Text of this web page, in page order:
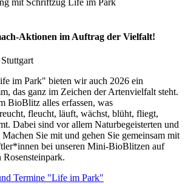
Aktionen im Auftrag der Vielfalt!
im Park" bieten wir auch 2026 ein
das ganz im Zeichen der Artenvielfalt steht.
BioBlitz alles erfassen, was
fleucht, läuft, wächst, blüht, fliegt,
Dabei sind vor allem Naturbegeisterten und
Sie mit und gehen Sie gemeinsam mit
bei unseren Mini-BioBlitzen auf
Termine "Life im Park"